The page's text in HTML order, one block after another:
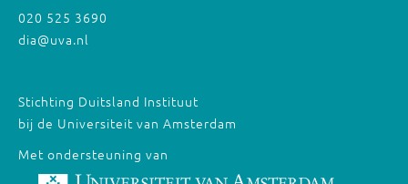
020 525 3690
dia@uva.nl
Stichting Duitsland Instituut
bij de Universiteit van Amsterdam
Met ondersteuning van